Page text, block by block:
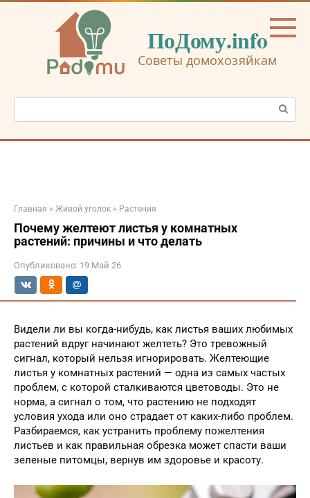
Перейти
ПоДому.info
Советы домохозяйкам
Поиск:
Главная » Живой уголок » Растения
Почему желтеют листья у комнатных
растений: причины и что делать
Опубликовано: 19 Май 26
Видели ли вы когда-нибудь, как листья ваших любимых
растений вдруг начинают желтеть? Это тревожный
сигнал, который нельзя игнорировать. Желтеющие
листья у комнатных растений — одна из самых частых
проблем, с которой сталкиваются цветоводы. Это не
норма, а сигнал о том, что растению не подходят
условия ухода или оно страдает от каких-либо проблем.
Разбираемся, как устранить проблему пожелтения
листьев и как правильная обрезка может спасти ваши
зеленые питомцы, вернув им здоровье и красоту.